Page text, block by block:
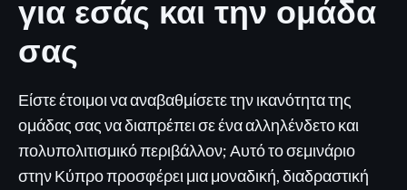
για εσάς και την ομάδα
σας
Είστε έτοιμοι να αναβαθμίσετε την ικανότητα της
ομάδας σας να διαπρέπει σε ένα αλληλένδετο και
πολυπολιτισμικό περιβάλλον; Αυτό το σεμινάριο
στην Κύπρο προσφέρει μια μοναδική, διαδραστική